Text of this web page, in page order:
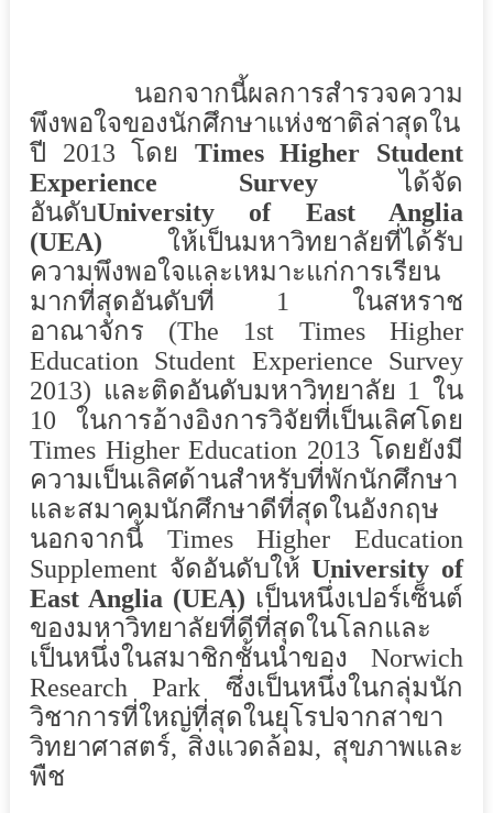
นอกจากนี้ผลการสำรวจความ
พึงพอใจของนักศึกษาแห่งชาติล่าสุดใน
ปี 2013 โดย Times Higher Student
Experience Surveyได้จัด
อันดับUniversity of East Anglia
(UEA) ให้เป็นมหาวิทยาลัยที่ได้รับ
ความพึงพอใจและเหมาะแก่การเรียน
มากที่สุดอันดับที่ 1 ในสหราช
อาณาจักร (The 1st Times Higher
Education Student Experience Survey
2013) และติดอันดับมหาวิทยาลัย 1 ใน
10 ในการอ้างอิงการวิจัยที่เป็นเลิศโดย
Times Higher Education 2013 โดยยังมี
ความเป็นเลิศด้านสำหรับที่พักนักศึกษา
และสมาคมนักศึกษาดีที่สุดในอังกฤษ
นอกจากนี้ Times Higher Education
Supplement จัดอันดับให้University of
East Anglia (UEA) เป็นหนึ่งเปอร์เซ็นต์
ของมหาวิทยาลัยที่ดีที่สุดในโลกและ
เป็นหนึ่งในสมาชิกชั้นนำของ Norwich
Research Park ซึ่งเป็นหนึ่งในกลุ่มนัก
วิชาการที่ใหญ่ที่สุดในยุโรปจากสาขา
วิทยาศาสตร์, สิ่งแวดล้อม, สุขภาพและ
พืช